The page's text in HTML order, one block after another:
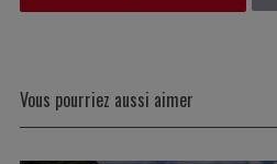
Vous pourriez aussi aimer